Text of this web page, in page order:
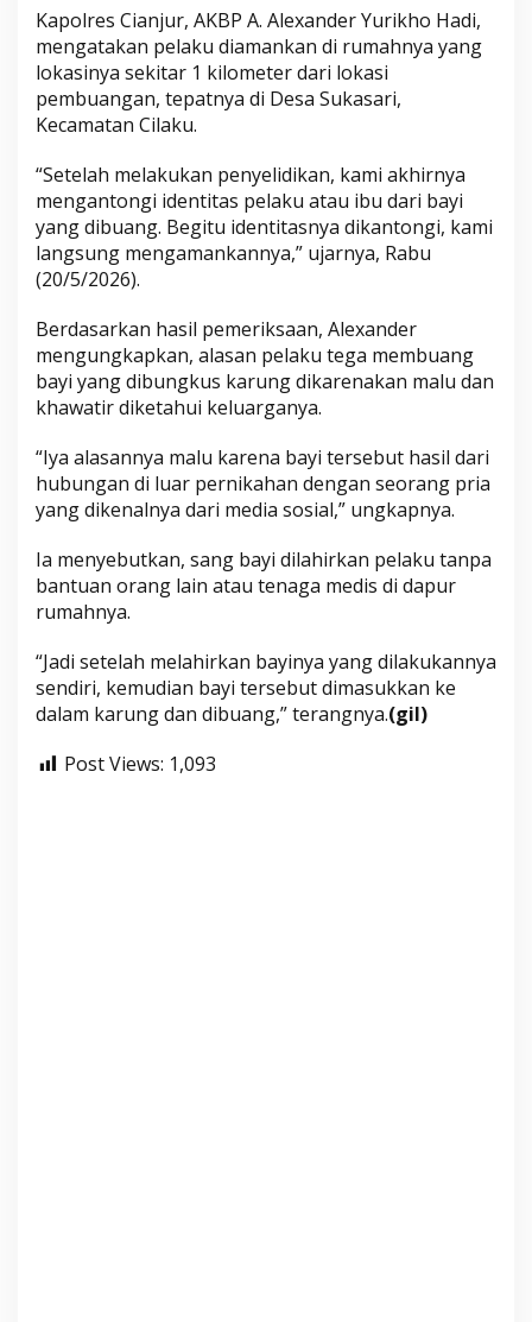
Kapolres Cianjur, AKBP A. Alexander Yurikho Hadi,
mengatakan pelaku diamankan di rumahnya yang
lokasinya sekitar 1 kilometer dari lokasi
pembuangan, tepatnya di Desa Sukasari,
Kecamatan Cilaku.
“Setelah melakukan penyelidikan, kami akhirnya
mengantongi identitas pelaku atau ibu dari bayi
yang dibuang. Begitu identitasnya dikantongi, kami
langsung mengamankannya,” ujarnya, Rabu
(20/5/2026).
Berdasarkan hasil pemeriksaan, Alexander
mengungkapkan, alasan pelaku tega membuang
bayi yang dibungkus karung dikarenakan malu dan
khawatir diketahui keluarganya.
“Iya alasannya malu karena bayi tersebut hasil dari
hubungan di luar pernikahan dengan seorang pria
yang dikenalnya dari media sosial,” ungkapnya.
Ia menyebutkan, sang bayi dilahirkan pelaku tanpa
bantuan orang lain atau tenaga medis di dapur
rumahnya.
“Jadi setelah melahirkan bayinya yang dilakukannya
sendiri, kemudian bayi tersebut dimasukkan ke
dalam karung dan dibuang,” terangnya.(gil)
Post Views: 1,093